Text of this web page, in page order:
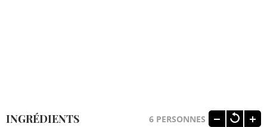
INGRÉDIENTS 6 PERSONNES